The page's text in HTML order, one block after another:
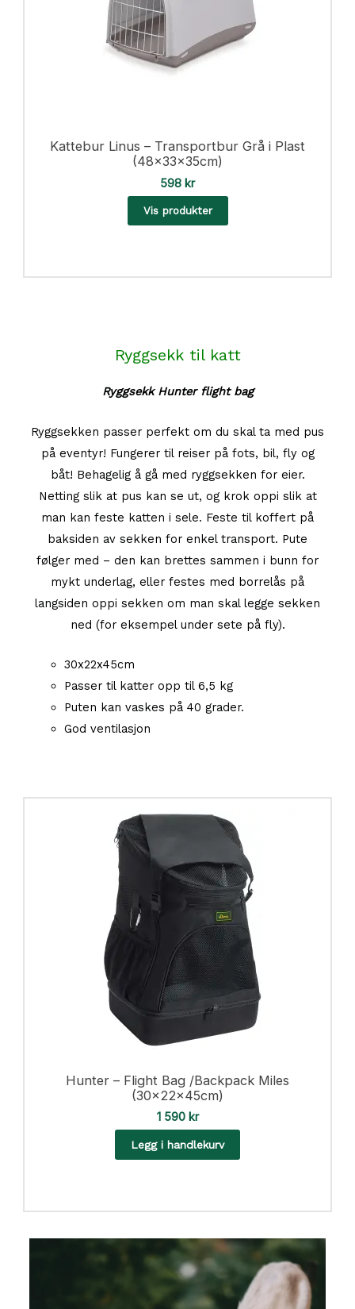
Kattebur Linus – Transportbur Grå i Plast
(48x33x35cm)
598 kr
Vis produkter
Ryggsekk til katt
Ryggsekk Hunter flight bag
Ryggsekken passer perfekt om du skal ta med pus
på eventyr! Fungerer til reiser på fots, bil, fly og
båt! Behagelig å gå med ryggsekken for eier.
Netting slik at pus kan se ut, og krok oppi slik at
man kan feste katten i sele. Feste til koffert på
baksiden av sekken for enkel transport. Pute
følger med – den kan brettes sammen i bunn for
mykt underlag, eller festes med borrelås på
langsiden oppi sekken om man skal legge sekken
ned (for eksempel under sete på fly).
30x22x45cm
Passer til katter opp til 6,5 kg
Puten kan vaskes på 40 grader.
God ventilasjon
Hunter – Flight Bag /Backpack Miles
(30x22x45cm)
1 590 kr
Legg i handlekurv